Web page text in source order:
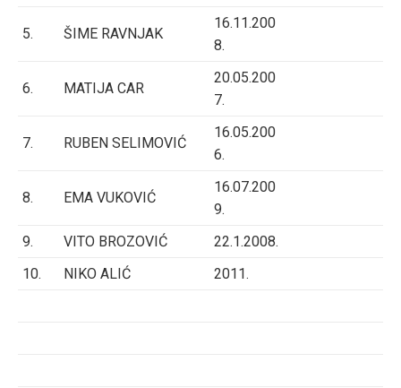
5. ŠIME RAVNJAK
16.11.200
8.
6. MATIJA CAR
20.05.200
7.
7. RUBEN SELIMOVIĆ
16.05.200
6.
8. EMA VUKOVIĆ
16.07.200
9.
9.
VITO BROZOVIĆ
22.1.2008.
10.
NIKO ALIĆ 2011.